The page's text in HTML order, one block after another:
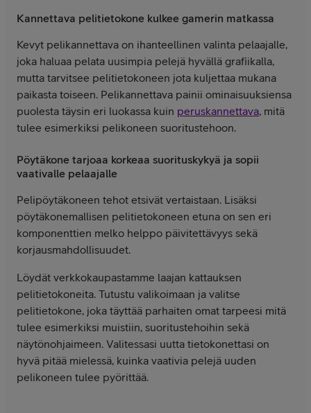
Kannettava pelitietokone kulkee gamerin matkassa
Kevyt pelikannettava on ihanteellinen valinta pelaajalle,
joka haluaa pelata uusimpia pelejä hyvällä grafiikalla,
mutta tarvitsee pelitietokoneen jota kuljettaa mukana
paikasta toiseen. Pelikannettava painii ominaisuuksiensa
puolesta täysin eri luokassa kuin peruskannettava, mitä
tulee esimerkiksi pelikoneen suoritustehoon.
Pöytäkone tarjoaa korkeaa suorituskykyä ja sopii
vaativalle pelaajalle
Pelipöytäkoneen tehot etsivät vertaistaan. Lisäksi
pöytäkonemallisen pelitietokoneen etuna on sen eri
komponenttien melko helppo päivitettävyys sekä
korjausmahdollisuudet.
Löydät verkkokaupastamme laajan kattauksen
pelitietokoneita. Tutustu valikoimaan ja valitse
pelitietokone, joka täyttää parhaiten omat tarpeesi mitä
tulee esimerkiksi muistiin, suoritustehoihin sekä
näytönohjaimeen. Valitessasi uutta tietokonettasi on
hyvä pitää mielessä, kuinka vaativia pelejä uuden
pelikoneen tulee pyörittää.